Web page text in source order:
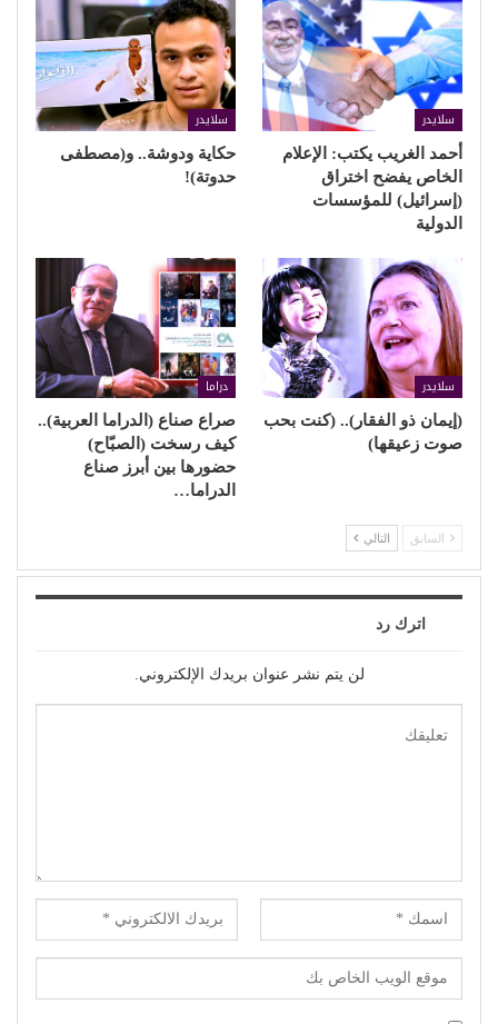
سلايدر
أحمد الغريب يكتب: الإعلام
الخاص يفضح اختراق
(إسرائيل) للمؤسسات
الدولية
سلايدر
حكاية ودوشة.. و(مصطفى
حدوتة)!
سلايدر
(إيمان ذو الفقار).. (كنت بحب
صوت زعيقها)
دراما
صراع صناع (الدراما العربية)..
كيف رسخت (الصبّاح)
حضورها بين أبرز صناع
الدراما…
السابق التالي
اترك رد
لن يتم نشر عنوان بريدك الإلكتروني.